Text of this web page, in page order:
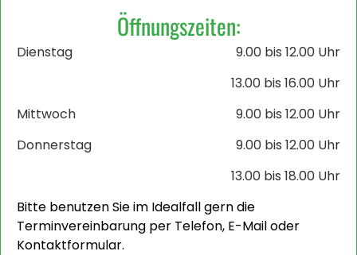
Öffnungszeiten:
Dienstag
9.00 bis 12.00 Uhr
13.00 bis 16.00 Uhr
Mittwoch
9.00 bis 12.00 Uhr
Donnerstag
9.00 bis 12.00 Uhr
13.00 bis 18.00 Uhr
Bitte benutzen Sie im Idealfall gern die
Terminvereinbarung per Telefon, E-Mail oder
Kontaktformular.